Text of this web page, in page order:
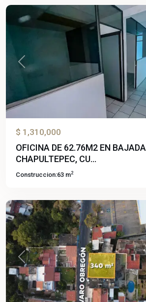
Previous
$ 1,310,000
OFICINA DE 62.76M2 EN BAJADA
CHAPULTEPEC, CU...
Construccion:63 m2
Centro
Previous